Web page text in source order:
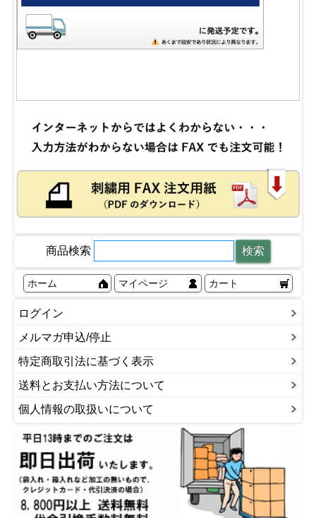
商品検索
ホーム マイページ カート
ログイン
メルマガ申込/停止
特定商取引法に基づく表示
送料とお支払い方法について
個人情報の取扱いについて